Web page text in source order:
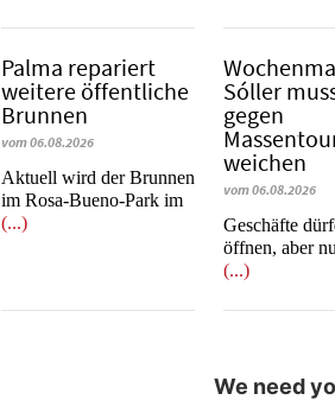
Palma repariert
weitere öffentliche
Brunnen
vom 06.08.2026
Aktuell wird der Brunnen
im Rosa-Bueno-Park im
(...)
Sóller
gegen
weichen
vom 06.08.2026
Geschäfte
öffnen, aber
(...)
We need